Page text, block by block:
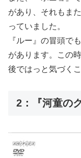
があり、それもま
っていました。
『ルー』の冒頭で
があります。この
後ではっと気づく
2：『河童の